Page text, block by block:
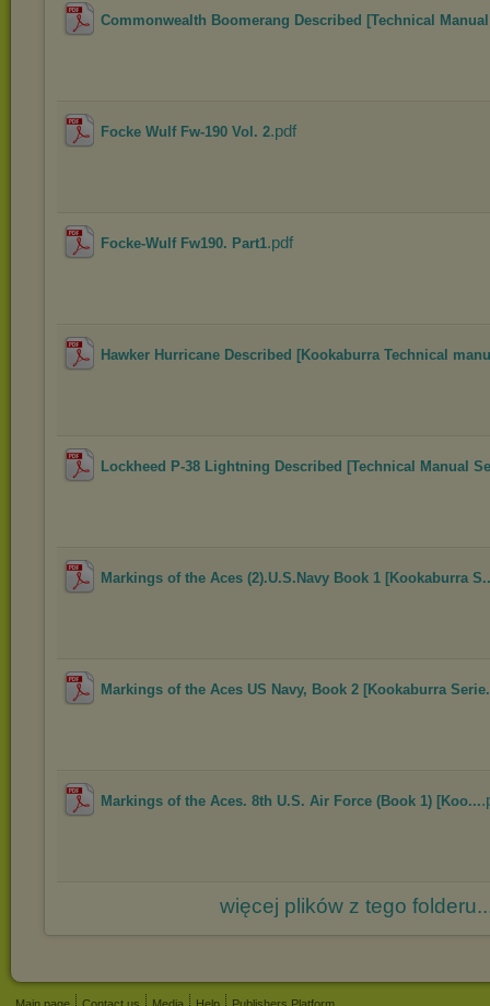
Commonwealth Boomerang Described [Technical
Focke Wulf Fw-190 Vol. 2.pdf
Focke-Wulf Fw190. Part1.pdf
Hawker Hurricane Described [Kookaburra Technical
Lockheed P-38 Lightning Described [Technical Manual
Markings of the Aces (2).U.S.Navy Book 1 [Kookaburra
Markings of the Aces US Navy, Book 2 [Kookaburra
Markings of the Aces. 8th U.S. Air Force (Book 1) [Koo...
więcej plików z tego